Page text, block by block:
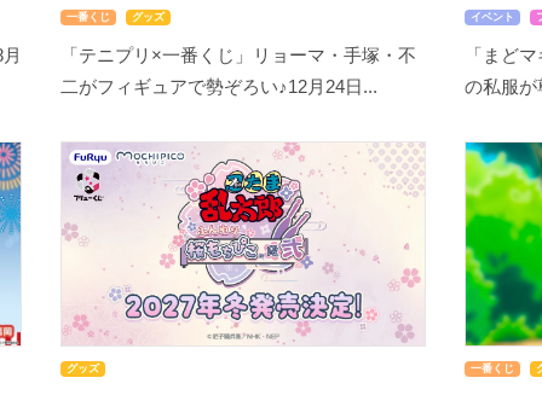
一番くじ グッズ
「テニプリ×一番くじ」リョーマ・手塚・不
二がフィギュアで勢ぞろい♪12月24日...
イベント
「まど
の私服が
グッズ 一番くじ